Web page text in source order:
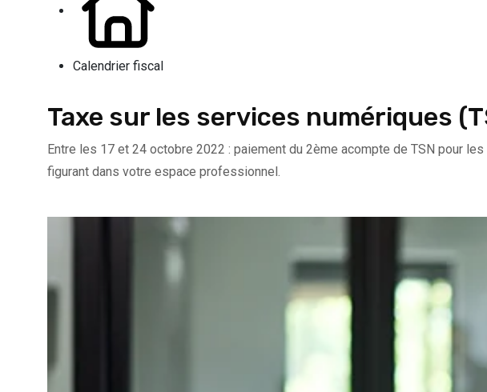
Calendrier fiscal
Taxe sur les services numériques
Entre les 17 et 24 octobre 2022 : paiement du 2ème acompte de TSN pour
figurant dans votre espace professionnel.